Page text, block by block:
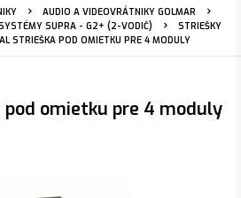
AUDIO A VIDEOVRÁTNIKY GOLMAR
SUPRA - G2+ (2-VODIČ)
STRIEŠKY
STRIEŠKA POD OMIETKU PRE 4 MODULY
pod omietku pre 4 moduly